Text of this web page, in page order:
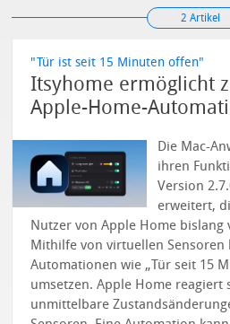
2 Artikel
"Tür ist seit 15 Minuten offen"
Itsyhome ermöglicht
Apple-Home-
Die Mac-
ihren
Version
erweitert,
Nutzer von Apple Home bislang
Mithilfe von virtuellen Sensoren
Automationen wie „Tür seit 15
umsetzen. Apple Home
unmittelbare